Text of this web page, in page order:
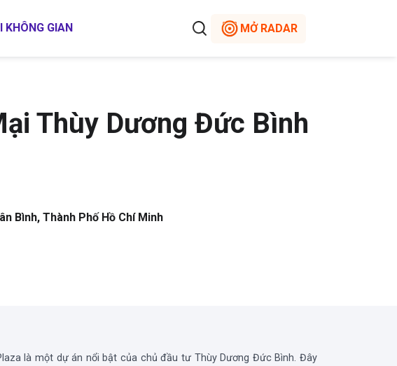
KHÔNG GIAN MỞ RADAR
Thùy Dương Đức Bình
Bình, Thành Phố Hồ Chí Minh
là một dự án nổi bật của chủ đầu tư Thùy Dương Đức Bình. Đây